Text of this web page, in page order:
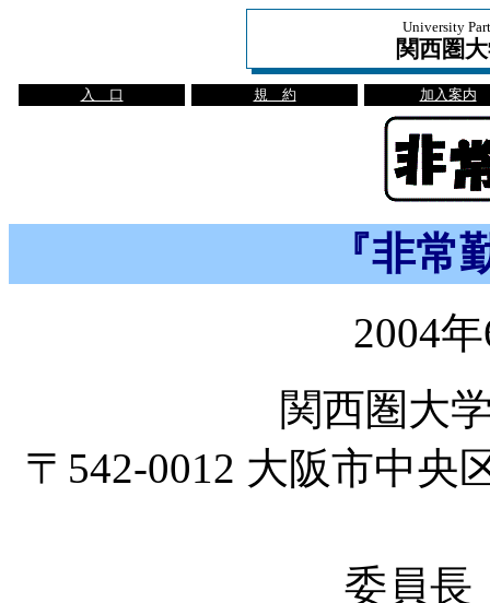
University
関西圏
入 口 規 約 加入案内
『非常
2004
関西圏大
〒542-0012 大阪市中央
委員